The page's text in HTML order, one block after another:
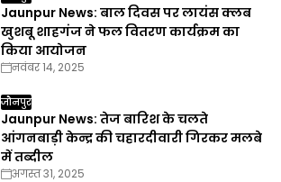
Jaunpur News: बाल दिवस पर लायंस क्लब
खुशबू शाहगंज ने फल वितरण कार्यक्रम का
किया आयोजन
नवंबर 14, 2025
जौनपुर
Jaunpur News: तेज बारिश के चलते
आंगनबाड़ी केन्द्र की चहारदीवारी गिरकर मलबे
में तब्दील
अगस्त 31, 2025